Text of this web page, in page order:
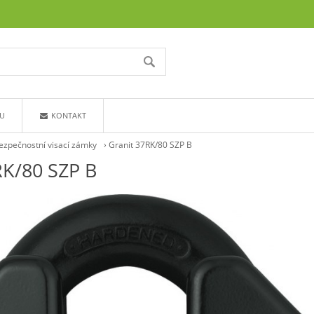
visací zámky ›Granit 37RK/80 SZP B
80 SZP B
KONTAKT